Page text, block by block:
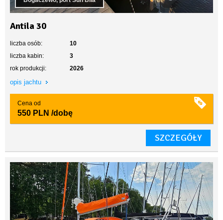
Antila 30
liczba osób:
10
liczba kabin:
3
rok produkcji:
2026
opis jachtu
Cena od
550 PLN /dobę
SZCZEGÓŁY